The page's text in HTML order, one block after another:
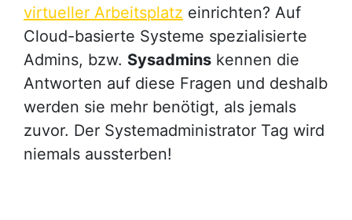
virtueller Arbeitsplatz einrichten? Auf
Cloud-basierte Systeme spezialisierte
Admins, bzw. Sysadmins kennen die
Antworten auf diese Fragen und deshalb
werden sie mehr benötigt, als jemals
zuvor. Der Systemadministrator Tag wird
niemals aussterben!